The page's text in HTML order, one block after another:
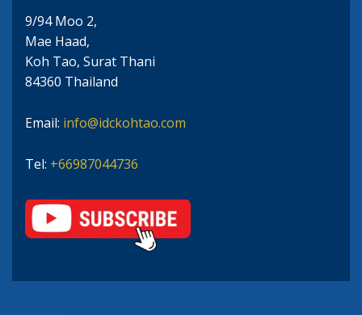
9/94 Moo 2,
Mae Haad,
Koh Tao, Surat Thani
84360 Thailand
Email: info@idckohtao.com
Tel: +66987044736